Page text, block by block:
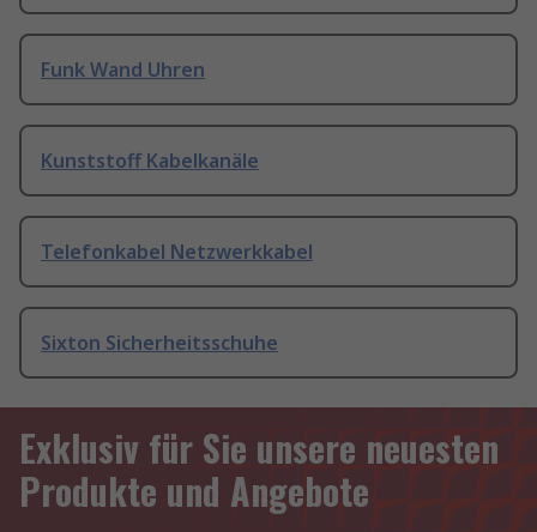
Funk Wand Uhren
Kunststoff Kabelkanäle
Telefonkabel Netzwerkkabel
Sixton Sicherheitsschuhe
Exklusiv für Sie unsere neuesten
Produkte und Angebote